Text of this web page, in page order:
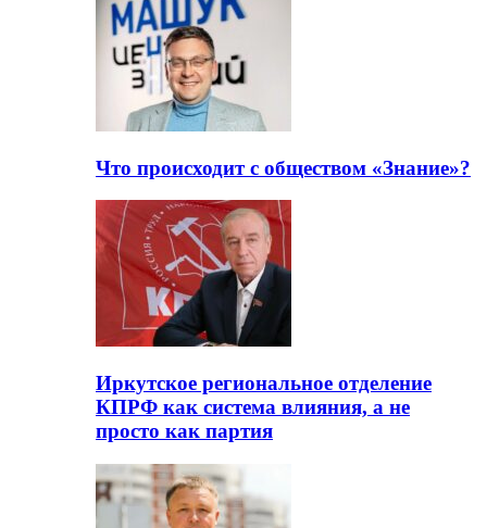
Что происходит с обществом «Знание»?
Иркутское региональное отделение
КПРФ как система влияния, а не
просто как партия